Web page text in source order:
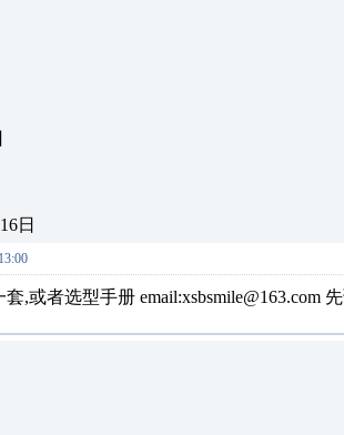
日
,或者选型手册 email:xsbsmile@163.com